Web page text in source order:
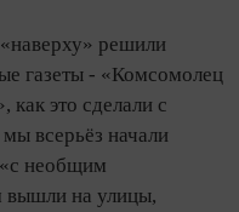
решили
газеты - «Комсомолец
как это сделали с
всерьёз начали
«с необщим
на улицы,